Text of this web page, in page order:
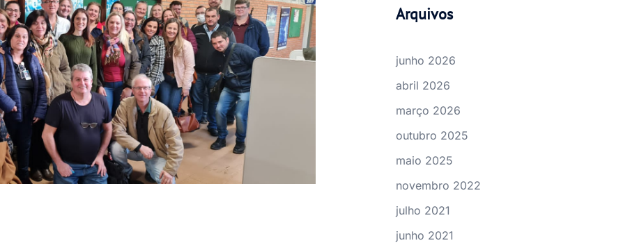
Arquivos
junho 2026
abril 2026
março 2026
outubro 2025
maio 2025
novembro 2022
julho 2021
junho 2021